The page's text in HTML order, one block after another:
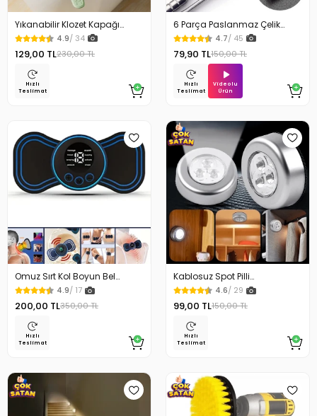
Yıkanabilir Klozet Kapağı
Süngeri Su Geçirmez
4.9/ 34
129,00 TL230,00 TL
Hızlı
Teslimat
6 Parça Paslanmaz Çelik
Kulak Temizleme Seti
4.7/ 45
79,90 TL150,00 TL
Hızlı
Teslimat
Videolu
Ürün
Omuz Sırt Kol Boyun Bel
Kelebek Masaj Aleti
4.9/ 17
200,00 TL350,00 TL
Hızlı
Teslimat
Kablosuz Spot Pilli
Dokunmatik Led Lamba
4.6/ 29
99,00 TL150,00 TL
Hızlı
Teslimat